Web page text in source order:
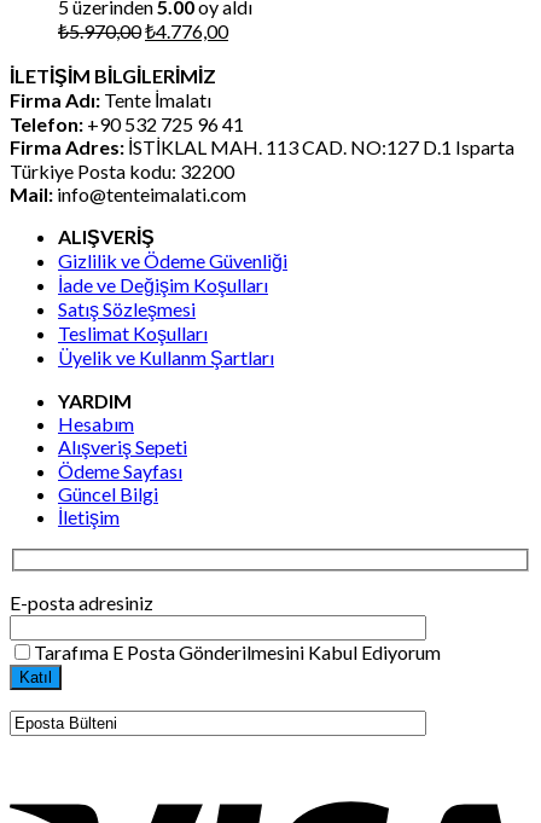
5 üzerinden 5.00oy aldı
₺5.970,00Orijinal
₺5.970,00.
₺4.776,00Şu
İLETİŞİM BİLGİLERİMİZ
Firma Adı: Tente İmalatı
Telefon: +90 532 725 96 41
Firma Adres: İSTİKLAL MAH. 113 CAD. NO:127 D.1 Isparta
Türkiye Posta kodu: 32200
Mail: info@tenteimalati.com
ALIŞVERİŞ
Gizlilik ve Ödeme Güvenliği
İade ve Değişim Koşulları
Satış Sözleşmesi
Teslimat Koşulları
Üyelik ve Kullanm Şartları
YARDIM
Hesabım
Alışveriş Sepeti
Ödeme Sayfası
Güncel Bilgi
İletişim
E-posta adresiniz
Tarafıma E Posta Gönderilmesini Kabul Ediyorum